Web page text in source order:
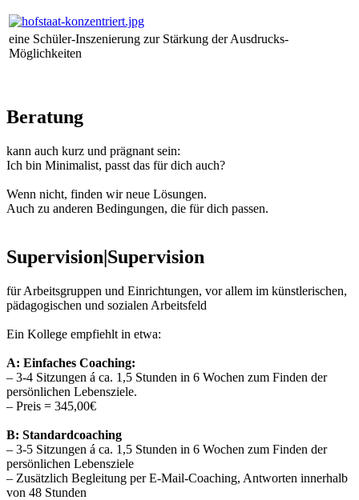
eine Schüler-Inszenierung zur Stärkung der Ausdrucks-
Möglichkeiten
Beratung
kann auch kurz und prägnant sein:
Ich bin Minimalist, passt das für dich auch?
Wenn nicht, finden wir neue Lösungen.
Auch zu anderen Bedingungen, die für dich passen.
Supervision|Supervision
für Arbeitsgruppen und Einrichtungen, vor allem im künstlerischen,
pädagogischen und sozialen Arbeitsfeld
Ein Kollege empfiehlt in etwa:
A: Einfaches Coaching:
– 3-4 Sitzungen á ca. 1,5 Stunden in 6 Wochen zum Finden der
persönlichen Lebensziele.
– Preis = 345,00€
B: Standardcoaching
– 3-5 Sitzungen á ca. 1,5 Stunden in 6 Wochen zum Finden der
persönlichen Lebensziele
– Zusätzlich Begleitung per E-Mail-Coaching, Antworten innerhalb
von 48 Stunden